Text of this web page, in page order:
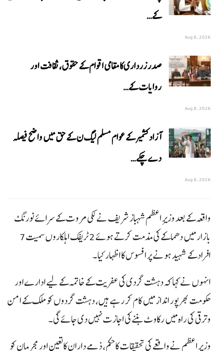
کے…
Aug 8, 2026
صدر زرداری کا مقامی اقوام کے حقوق، ثقافت اور
روایات کے…
Aug 8, 2026
آزاد کشمیر کے عوام مسلم لیگ ن کے حق میں واضح فیصلہ
دے چکے…
Aug 8, 2026
واقعہ کے بعد وزیرِ اعظم شہباز شریف نے لکی مروت کے سرائے نورنگ
بازار میں دھماکے کی مذمت کرتے ہوئے 2 ٹریفک اہلکاروں سمیت 7
افراد کے شہید ہونے پر افسوس کا اظہار کیا۔
انہوں نے کہا کہ دہشت گردی کی عفریت کے خاتمہ کے لیے ادارے اور
حکومت بھرپور انداز میں کام کر رہے ہیں، دہشت گردوں کو ملک کے امن
و ترقی کی راہ میں رکاوٹ بننے کی اجازت نہیں دی جائے گی۔
وزیرِ اعظم نے واقعے کی تحقیقات کا حکم، ذمے داران کا تعین اور مجرمان کو